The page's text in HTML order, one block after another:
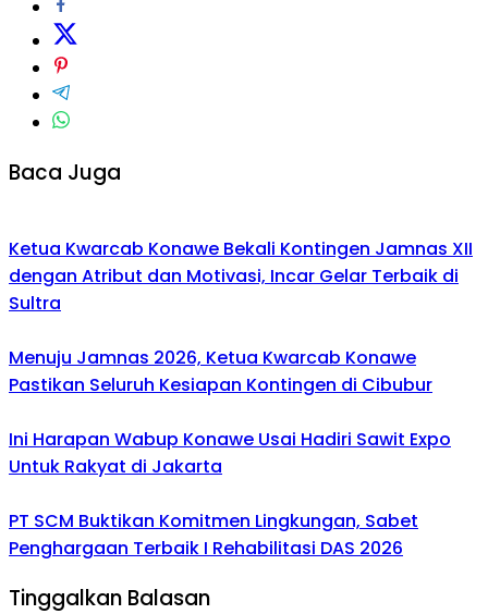
Baca Juga
Ketua Kwarcab Konawe Bekali Kontingen Jamnas XII
dengan Atribut dan Motivasi, Incar Gelar Terbaik di
Sultra
Menuju Jamnas 2026, Ketua Kwarcab Konawe
Pastikan Seluruh Kesiapan Kontingen di Cibubur
Ini Harapan Wabup Konawe Usai Hadiri Sawit Expo
Untuk Rakyat di Jakarta
PT SCM Buktikan Komitmen Lingkungan, Sabet
Penghargaan Terbaik I Rehabilitasi DAS 2026
Tinggalkan Balasan